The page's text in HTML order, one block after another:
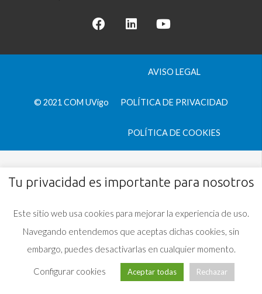
© 2021 COM UVigo
AVISO LEGAL
POLÍTICA DE PRIVACIDAD
POLÍTICA DE COOKIES
Tu privacidad es importante para nosotros
Este sitio web usa cookies para mejorar la experiencia de uso.
Navegando entendemos que aceptas dichas cookies, sin
embargo, puedes desactivarlas en cualquier momento.
Configurar cookies Aceptar todas Rechazar